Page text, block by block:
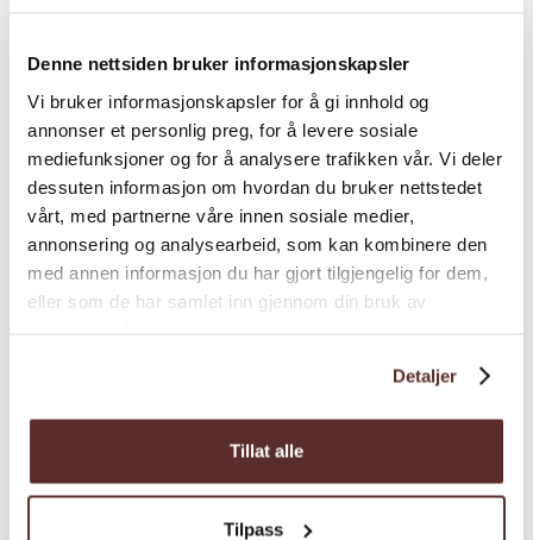
Denne nettsiden bruker informasjonskapsler
Vi bruker informasjonskapsler for å gi innhold og
annonser et personlig preg, for å levere sosiale
mediefunksjoner og for å analysere trafikken vår. Vi deler
dessuten informasjon om hvordan du bruker nettstedet
vårt, med partnerne våre innen sosiale medier,
annonsering og analysearbeid, som kan kombinere den
med annen informasjon du har gjort tilgjengelig for dem,
eller som de har samlet inn gjennom din bruk av
Detaljer
Tillat alle
Tilpass
rooms and several rooms for functions and
meetings.
Classification
Season
Map